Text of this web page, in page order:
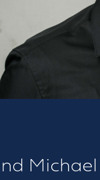
Bothe
Partner
Realization